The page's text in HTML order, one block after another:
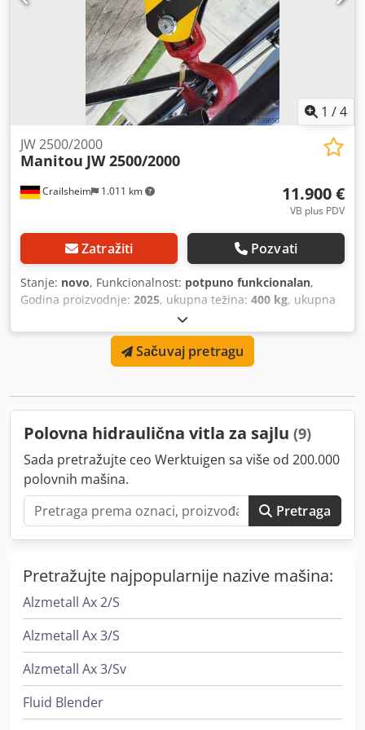
1 /4
Crailsheim 1.011 km
JW 2500/2000
Manitou JW 2500/2000
11.900 €
VB plus PDV
Zatražiti Pozvati
Stanje: novo, Funkcionalnost: potpuno funkcionalan,
Godina proizvodnje: 2025, ukupna težina: 400 kg, ukupna
, ukupna dužina:
820 mm, nosivost:2.000 kg, Vitlo sa rešetkastim jarbolom
Proizvođač: Manitou Tip: JW 2500/2000 Godina proizvodnje:
2025 Visina (mm): 950 Dužina (mm): 2.600 Nosivost (kg):
Sačuvaj pretragu
Polovna hidraulična vitla za sajlu (9)
Sada pretražujte ceo Werktuigen sa više od 200.000
polovnih mašina.
Pretraga
Pretražujte najpopularnije nazive mašina:
Alzmetall Ax 2/S
Alzmetall Ax 3/S
Alzmetall Ax 3/Sv
Fluid Blender